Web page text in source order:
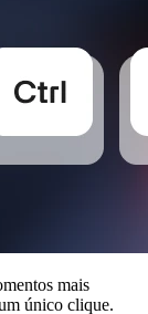
mais
único clique.